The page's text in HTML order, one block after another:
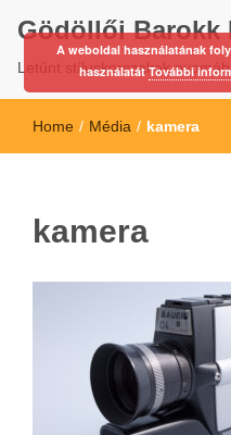
Gödöllői Barokk
Letűnt stíluskorszakok
Home / Média / kamera
kamera
A weboldal használatának
használatátTovábbi